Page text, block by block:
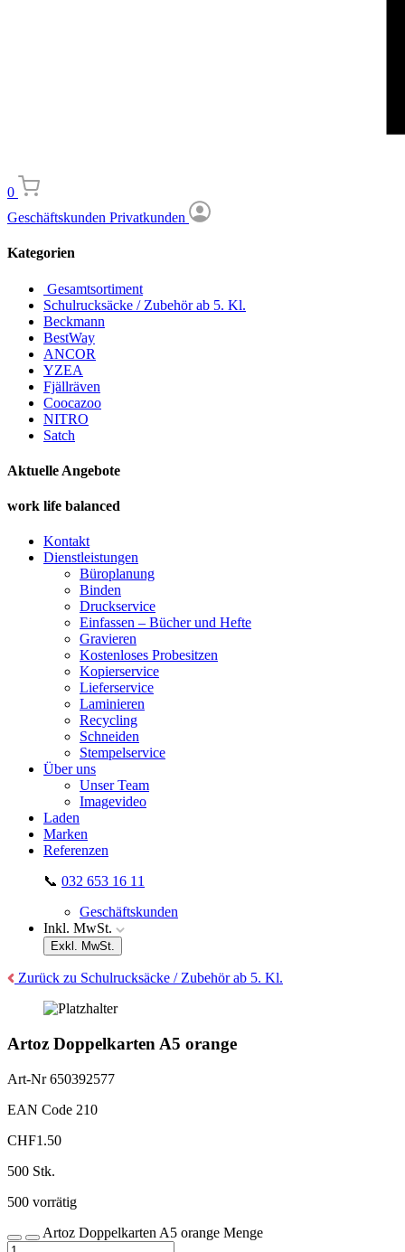
0
Geschäftskunden Privatkunden
Kategorien
Gesamtsortiment
Schulrucksäcke / Zubehör ab 5. Kl.
Beckmann
BestWay
ANCOR
YZEA
Fjällräven
Coocazoo
NITRO
Satch
Aktuelle Angebote
work life balanced
Kontakt
Dienstleistungen
Büroplanung
Binden
Druckservice
Einfassen – Bücher und Hefte
Gravieren
Kostenloses Probesitzen
Kopierservice
Lieferservice
Laminieren
Recycling
Schneiden
Stempelservice
Über uns
Unser Team
Imagevideo
Laden
Marken
Referenzen
📞 032 653 16 11
Geschäftskunden
Inkl. MwSt.
Exkl. MwSt.
Zurück zu Schulrucksäcke / Zubehör ab 5. Kl.
Artoz Doppelkarten A5 orange
Art-Nr650392577
EAN Code 210
CHF1.50
500 Stk.
500 vorrätig
Artoz Doppelkarten A5 orange Menge